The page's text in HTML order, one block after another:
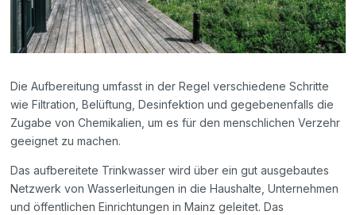
Die Aufbereitung umfasst in der Regel verschiedene Schritte
wie Filtration, Belüftung, Desinfektion und gegebenenfalls die
Zugabe von Chemikalien, um es für den menschlichen Verzehr
geeignet zu machen.
Das aufbereitete Trinkwasser wird über ein gut ausgebautes
Netzwerk von Wasserleitungen in die Haushalte, Unternehmen
und öffentlichen Einrichtungen in Mainz geleitet. Das